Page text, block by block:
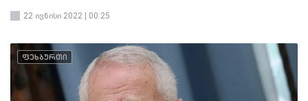
22 ივნისი 2022 | 00:25
ფეხბურთი